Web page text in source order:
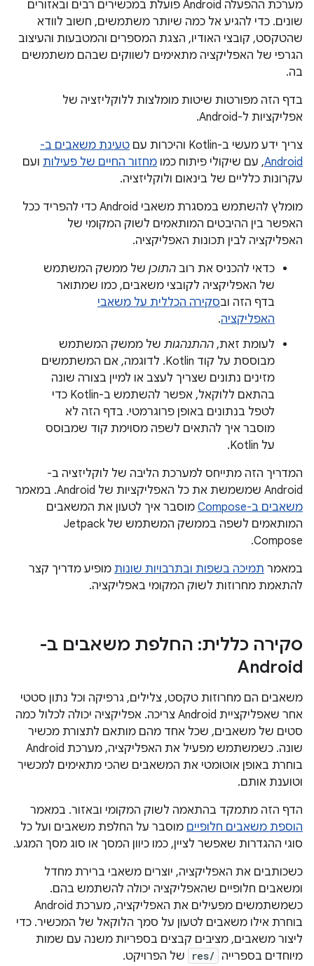
מערכת ההפעלה Android פועלת במכשירים רבים ובאזורים
שונים. כדי להגיע אל כמה שיותר משתמשים, חשוב לוודא
שהטקסט, קובצי האודיו, הצגת המספרים והמטבעות והעיצוב
הגרפי של האפליקציה מתאימים לשווקים שבהם משתמשים
בה.
בדף הזה מפורטות שיטות מומלצות ללוקליזציה של
אפליקציות ל-Android.
צריך ידע מעשי ב-Kotlin והיכרות עם
טעינת משאבים ב-
Android, עם שיקולי פיתוח כמו מחזור החיים של פעילות ועם
עקרונות כלליים של בינאום ולוקליזציה.
מומלץ להשתמש במסגרת משאבי Android כדי להפריד ככל
האפשר בין ההיבטים המותאמים לשוק המקומי של
האפליקציה לבין תכונות האפליקציה.
כדאי להכניס את רוב התוכן של ממשק המשתמש
של האפליקציה לקובצי משאבים, כמו שמתואר
בדף הזה ובסקירה הכללית על משאבי
האפליקציה.
לעומת זאת, ההתנהגות של ממשק המשתמש
מבוססת על קוד Kotlin. לדוגמה, אם המשתמשים
מזינים נתונים שצריך לעצב או למיין בצורה שונה
בהתאם ללוקאל, אפשר להשתמש ב-Kotlin כדי
לטפל בנתונים באופן פרוגרמטי. בדף הזה לא
מוסבר איך להתאים לשפה מסוימת קוד שמבוסס
על Kotlin.
המדריך הזה מתייחס למערכת הליבה של לוקליזציה ב-
Android שמשמשת את כל האפליקציות של Android. במאמר
משאבים ב-Compose
מוסבר איך לטעון את המשאבים
המותאמים לשפה בממשק המשתמש של Jetpack
Compose.
במאמר תמיכה בשפות ובתרבויות שונות מופיע מדריך קצר
להתאמת מחרוזות לשוק המקומי באפליקציה.
סקירה כללית: החלפת משאבים ב-
Android
משאבים הם מחרוזות טקסט, צלילים, גרפיקה וכל נתון סטטי
אחר שאפליקציית Android צריכה. אפליקציה יכולה לכלול כמה
סטים של משאבים, שכל אחד מהם מותאם לתצורת מכשיר
שונה. כשמשתמש מפעיל את האפליקציה, מערכת Android
בוחרת באופן אוטומטי את המשאבים שהכי מתאימים למכשיר
וטוענת אותם.
הדף הזה מתמקד בהתאמה לשוק המקומי ובאזור. במאמר
הוספת משאבים חלופיים מוסבר על החלפת משאבים ועל כל
סוגי ההגדרות שאפשר לציין, כמו כיוון המסך או סוג מסך המגע.
כשכותבים את האפליקציה, יוצרים משאבי ברירת מחדל
ומשאבים חלופיים שהאפליקציה יכולה להשתמש בהם.
כשמשתמשים מפעילים את האפליקציה, מערכת Android
בוחרת אילו משאבים לטעון על סמך הלוקאל של המכשיר. כדי
ליצור משאבים, מציבים קבצים בספריות משנה עם שמות
מיוחדים בספרייה
res/ של הפרויקט.